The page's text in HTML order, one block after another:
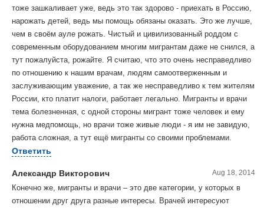
тоже зашкаливает уже, ведь это так здорово - приехать в Россию,
нарожать детей, ведь мы помощь обязаны оказать. Это же лучше,
чем в своём ауле рожать. Чистый и цивилизованный роддом с
современным оборудованием многим мигрантам даже не снился, а
тут пожалуйста, рожайте. Я считаю, что это очень несправедливо
по отношению к нашим врачам, людям самоотверженным и
заслуживающим уважение, а так же несправедливо к тем жителям
России, кто платит налоги, работает легально. Мигранты и врачи
тема болезненная, с одной стороны мигрант тоже человек и ему
нужна медпомощь, но врачи тоже живые люди - я им не завидую,
работа сложная, а тут ещё мигранты со своими проблемами.
Ответить
Александр Викторович Aug 18, 2014
Конечно же, мигранты и врачи – это две категории, у которых в
отношении друг друга разные интересы. Врачей интересуют